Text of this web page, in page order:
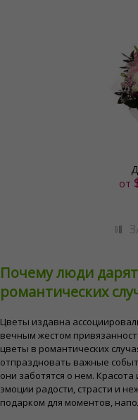
от
Почему люди
романтических
Цветы издавна
вечным жестом
цветы в романтических
отпраздновать важные
они заботятся о нем.
эмоции радости, страсти и
подарком для моментов,